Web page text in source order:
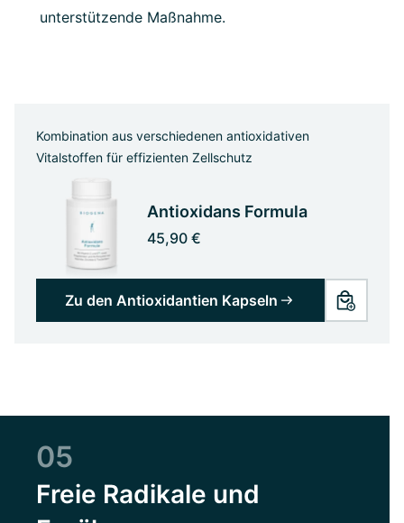
unterstützende Maßnahme.
Kombination aus verschiedenen antioxidativen
Vitalstoffen für effizienten Zellschutz
Antioxidans Formula
45,90 €
Zu den Antioxidantien Kapseln
05
Freie Radikale und